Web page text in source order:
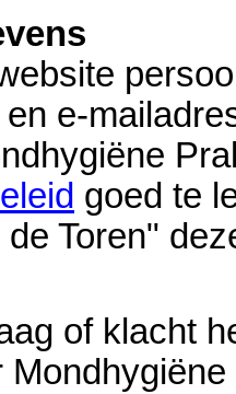
e-
goed te
Toren"
of klacht